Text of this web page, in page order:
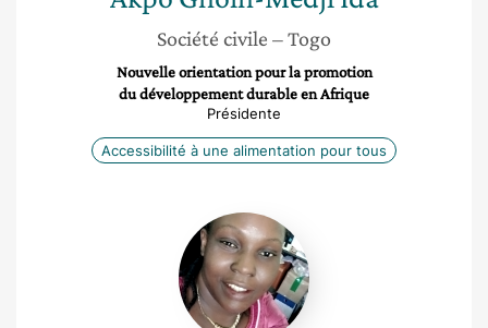
Société civile – Togo
Nouvelle orientation pour la promotion
du développement durable en Afrique
Présidente
Accessibilité à une alimentation pour tous
Bidossèssi
Inès
Aguessy